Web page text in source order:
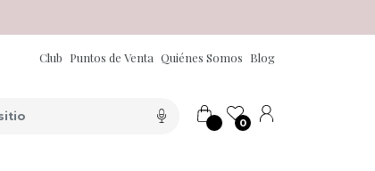
Club Puntos de Venta Quiénes Somos Blog
0